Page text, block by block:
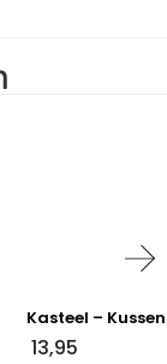
Kasteel –
13,95